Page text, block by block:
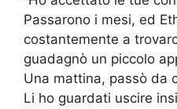
Passarono i mesi, ed
costantemente a
guadagnò un piccolo
Una mattina, passò da
Li ho guardati uscire